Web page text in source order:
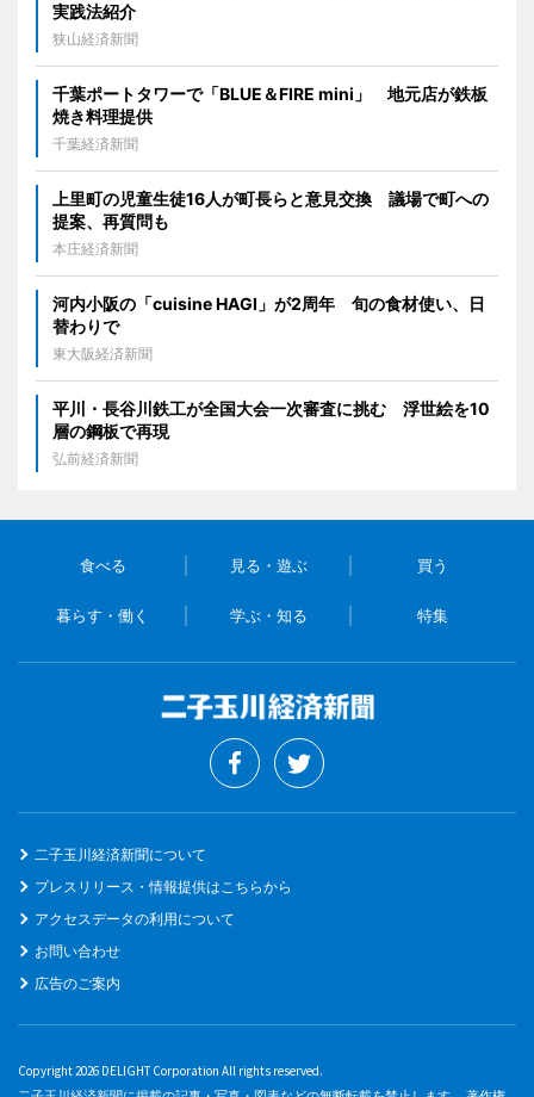
実践法紹介
狭山経済新聞
千葉ポートタワーで「BLUE＆FIRE mini」 地元店が鉄板
焼き料理提供
千葉経済新聞
上里町の児童生徒16人が町長らと意見交換 議場で町への
提案、再質問も
本庄経済新聞
河内小阪の「cuisine HAGI」が2周年 旬の食材使い、日
替わりで
東大阪経済新聞
平川・長谷川鉄工が全国大会一次審査に挑む 浮世絵を10
層の鋼板で再現
弘前経済新聞
食べる 見る・遊ぶ 買う
暮らす・働く 学ぶ・知る 特集
二子玉川経済新聞について
プレスリリース・情報提供はこちらから
アクセスデータの利用について
お問い合わせ
広告のご案内
Copyright 2026 DELIGHT Corporation All rights reserved.